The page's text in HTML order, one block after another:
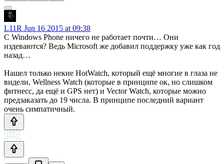
L11R Jun 16 2015 at 09:38
С Windows Phone ничего не работает почти… Они
издеваются? Ведь Microsoft же добавил поддержку уже как год
назад…
Нашел только некие HotWatch, который ещё многие в глаза не
видели, Wellness Watch (которые в принципе ок, но слишком
фитнесс, да ещё и GPS нет) и Vector Watch, которые можно
предзаказать до 19 числа. В принципе последний вариант
очень симпатичный.